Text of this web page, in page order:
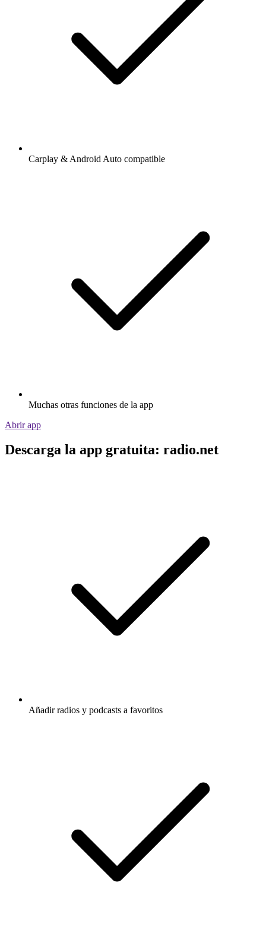
Carplay & Android Auto compatible
Muchas otras funciones de la app
Abrir app
Descarga la app gratuita: radio.net
Añadir radios y podcasts a favoritos